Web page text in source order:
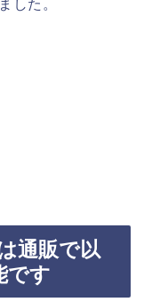
した。
通販で以
です